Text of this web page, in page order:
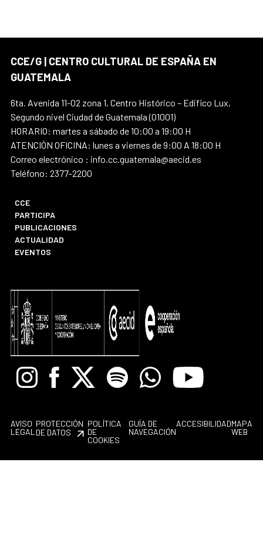
CCE/G | CENTRO CULTURAL DE ESPAÑA EN
GUATEMALA
6ta. Avenida 11-02 zona 1, Centro Histórico – Edifico Lux,
Segundo nivel Ciudad de Guatemala (01001)
HORARIO: martes a sábado de 10:00 a 19:00 H
ATENCIÓN OFICINA: lunes a viernes de 9:00 A 18:00 H
Correo electrónico : info.cc.guatemala@aecid.es
Teléfono: 2377-2200
CCE
PARTICIPA
PUBLICACIONES
ACTUALIDAD
EVENTOS
InstagramFacebook
X Spotify WhatsappYoutube
AVISO
LEGAL
PROTECCIÓN
DE DATOS
POLÍTICA
DE
COOKIES
GUÍA DE
NAVEGACIÓN
ACCESIBILIDADMAPA
WEB